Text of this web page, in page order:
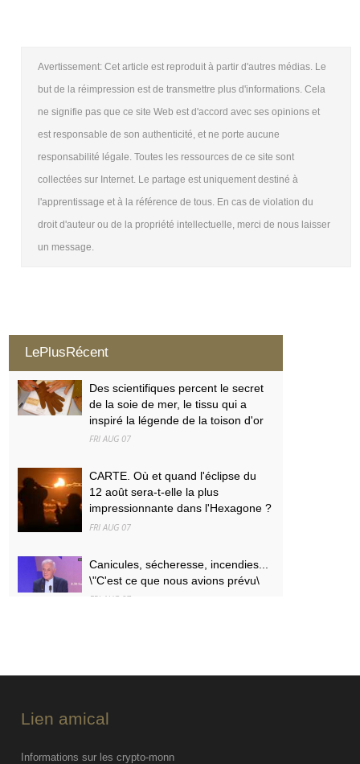
Avertissement: Cet article est reproduit à partir d'autres médias. Le
but de la réimpression est de transmettre plus d'informations. Cela
ne signifie pas que ce site Web est d'accord avec ses opinions et
est responsable de son authenticité, et ne porte aucune
responsabilité légale. Toutes les ressources de ce site sont
collectées sur Internet. Le partage est uniquement destiné à
l'apprentissage et à la référence de tous. En cas de violation du
droit d'auteur ou de la propriété intellectuelle, merci de nous laisser
un message.
LePlusRécent
Des scientifiques percent le secret
de la soie de mer, le tissu qui a
inspiré la légende de la toison d'or
FRI AUG 07
CARTE. Où et quand l'éclipse du
12 août sera-t-elle la plus
impressionnante dans l'Hexagone ?
FRI AUG 07
Canicules, sécheresse, incendies...
\"C'est ce que nous avions prévu\
FRI AUG 07
FRI AUG 07
Lien amical
Informations sur les crypto-monn